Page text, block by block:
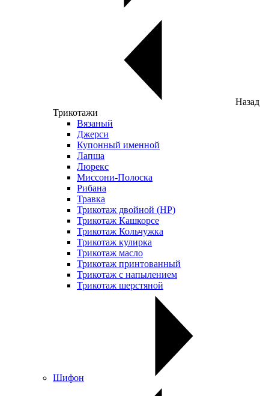
Назад
Трикотажи
Вязаный
Джерси
Купонный именной
Лапша
Люрекс
Миссони-Полоска
Рибана
Травка
Трикотаж двойной (НР)
Трикотаж Кашкорсе
Трикотаж Кольчужка
Трикотаж кулирка
Трикотаж масло
Трикотаж принтованный
Трикотаж с напылением
Трикотаж шерстяной
Шифон